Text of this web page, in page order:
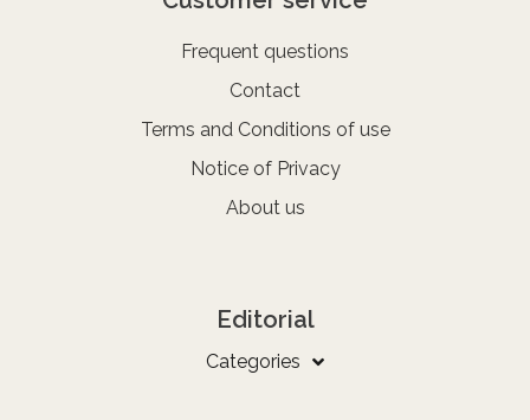
Frequent questions
Contact
Terms and Conditions of use
Notice of Privacy
About us
Editorial
Categories